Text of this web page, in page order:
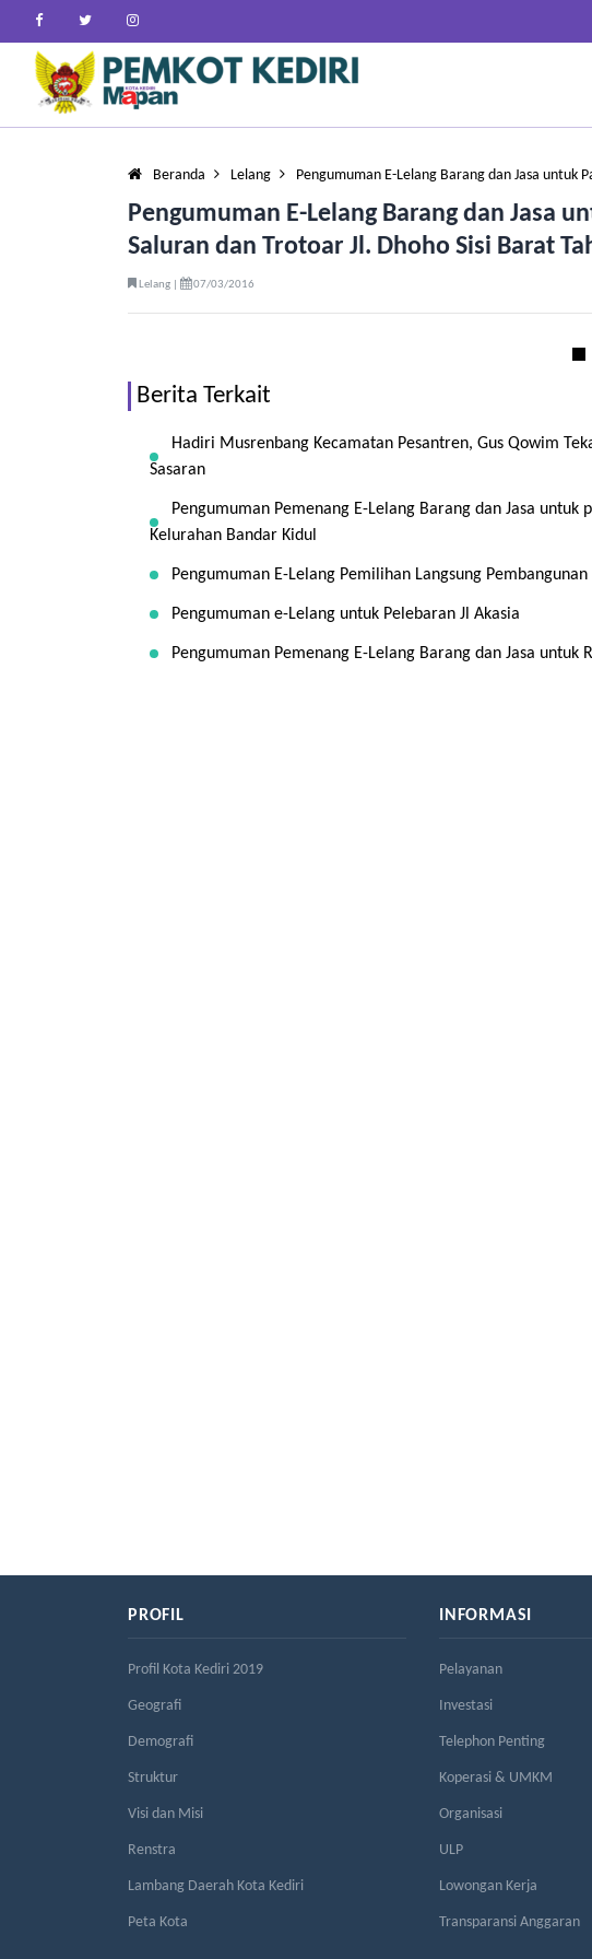
Beranda Lelang Pengumuman E-Lelang Barang dan Jasa untuk
Pengumuman E-Lelang Barang dan Jasa
Saluran dan Trotoar Jl. Dhoho Sisi Barat
Lelang | 07/03/2016
Berita Terkait
Hadiri Musrenbang Kecamatan Pesantren, Gus Qowim
Sasaran
Pengumuman Pemenang E-Lelang Barang dan Jasa untuk
Kelurahan Bandar Kidul
Pengumuman E-Lelang Pemilihan Langsung
Pengumuman e-Lelang untuk Pelebaran Jl Akasia
Pengumuman Pemenang E-Lelang Barang dan Jasa untuk
PROFIL
Profil Kota Kediri 2019
Geografi
Demografi
Struktur
Visi dan Misi
Renstra
Lambang Daerah Kota Kediri
Peta Kota
INFORMASI
Pelayanan
Investasi
Telephon Penting
Koperasi & UMKM
Organisasi
ULP
Lowongan Kerja
Transparansi Anggaran